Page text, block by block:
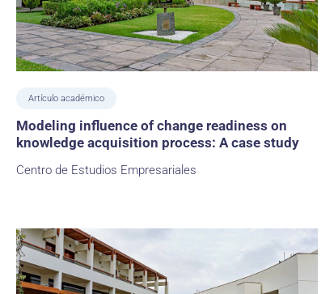
Artículo académico
Modeling influence of change readiness on
knowledge acquisition process: A case study
Centro de Estudios Empresariales